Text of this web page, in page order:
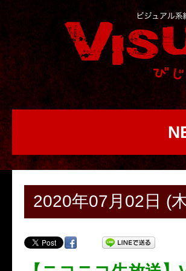
2020年07月02日 (